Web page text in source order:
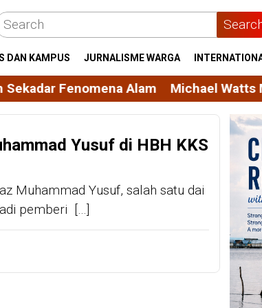
DAN KAMPUS JURNALISME WARGA
Alam Michael Watts Membaca
Yusuf di HBH KKS
Muhammad Yusuf, salah satu dai
pemberi […]